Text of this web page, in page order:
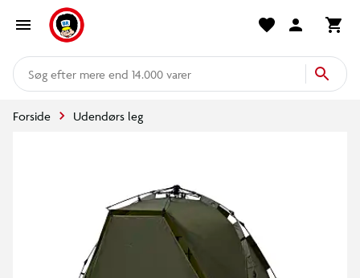
mere end 14.000 varer
Forside Udendørs leg